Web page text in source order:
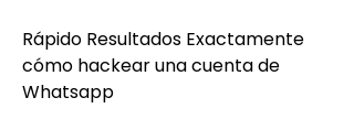
Rápido Resultados Exactamente
cómo hackear una cuenta de
Whatsapp